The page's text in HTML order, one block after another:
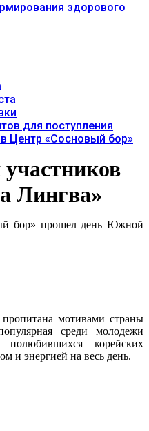
здорового
для поступления
Центр «Сосновый бор»
Лингва»
бор» прошел день Южной
мотивами страны
среди молодежи
корейских
и энергией на весь день.